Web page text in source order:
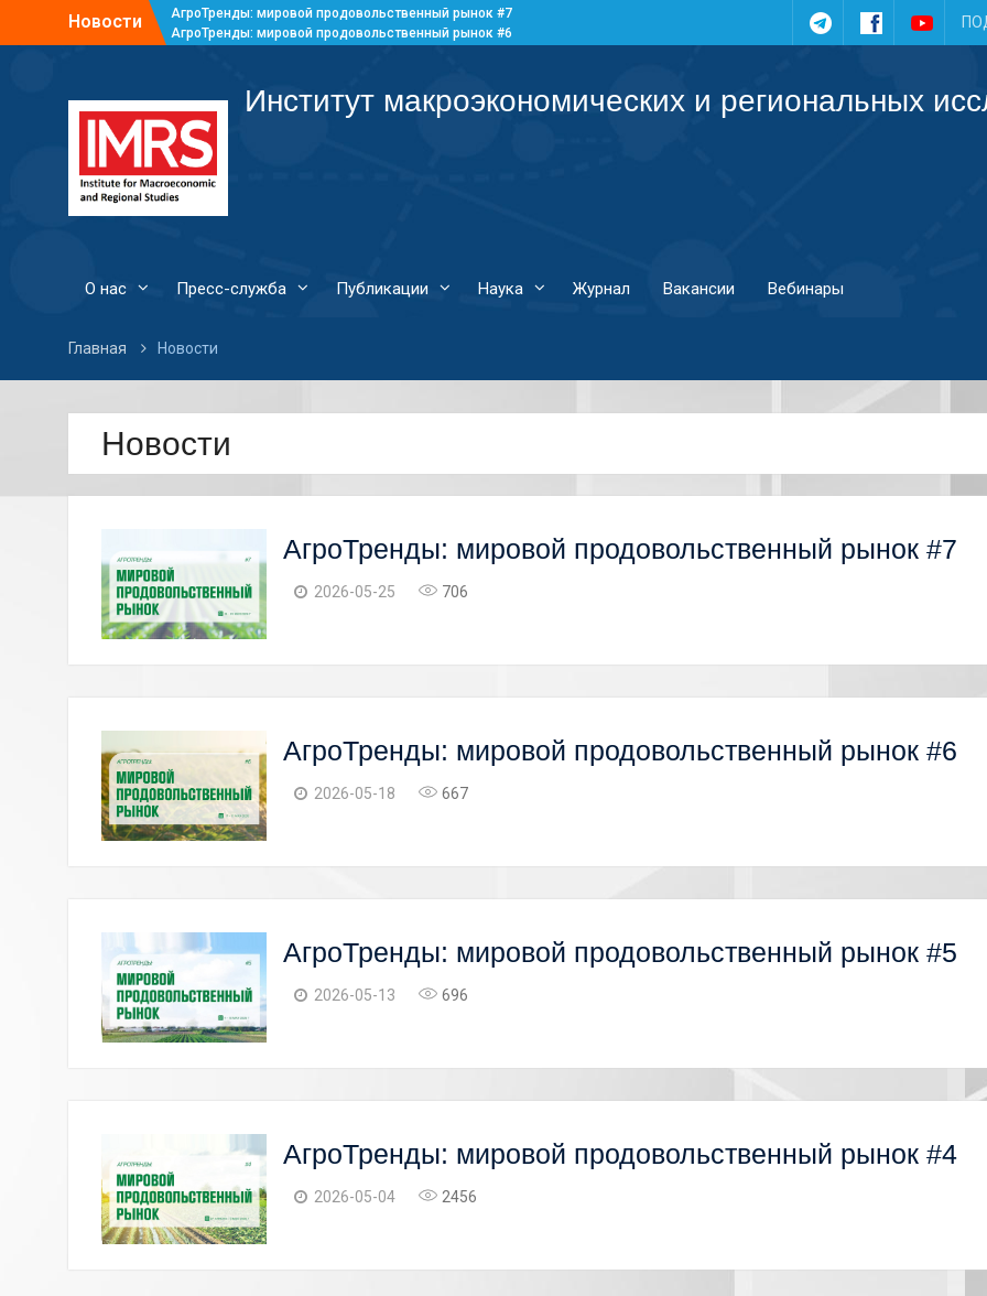
Новости
АгроТренды: мировой продовольственный рынок #7
АгроТренды: мировой продовольственный рынок #6
TelegramFacebook
Институт макроэкономических и региональных
О нас Пресс-служба Публикации Наука Журнал Вакансии Вебинары
Главная Новости
Новости
АгроТренды: мировой продовольственный рынок #7
2026-05-25 706
АгроТренды: мировой продовольственный рынок #6
2026-05-18 667
АгроТренды: мировой продовольственный рынок #5
2026-05-13 696
АгроТренды: мировой продовольственный рынок #4
2026-05-04 2456